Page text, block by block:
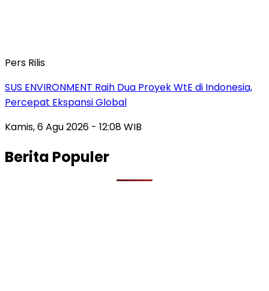
Pers Rilis
SUS ENVIRONMENT Raih Dua Proyek WtE di Indonesia,
Percepat Ekspansi Global
Kamis, 6 Agu 2026 - 12:08 WIB
Berita Populer